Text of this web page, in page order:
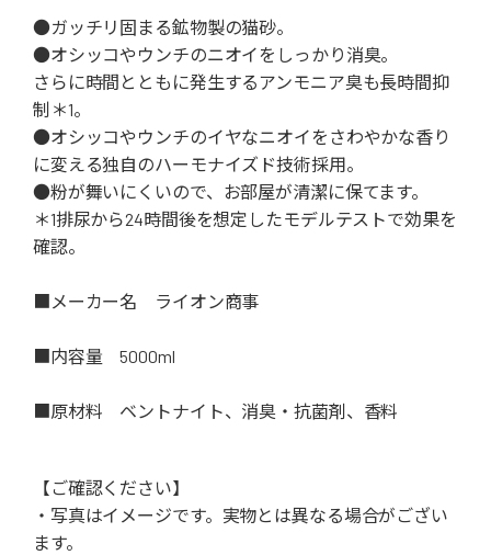
●ガッチリ固まる鉱物製の猫砂。
●オシッコやウンチのニオイをしっかり消臭。
さらに時間とともに発生するアンモニア臭も長時間抑
制＊1。
●オシッコやウンチのイヤなニオイをさわやかな香り
に変える独自のハーモナイズド技術採用。
●粉が舞いにくいので、お部屋が清潔に保てます。
＊1排尿から24時間後を想定したモデルテストで効果を
確認。
■メーカー名 ライオン商事
■内容量 5000ml
■原材料 ベントナイト、消臭・抗菌剤、香料
【ご確認ください】
・写真はイメージです。実物とは異なる場合がござい
ます。